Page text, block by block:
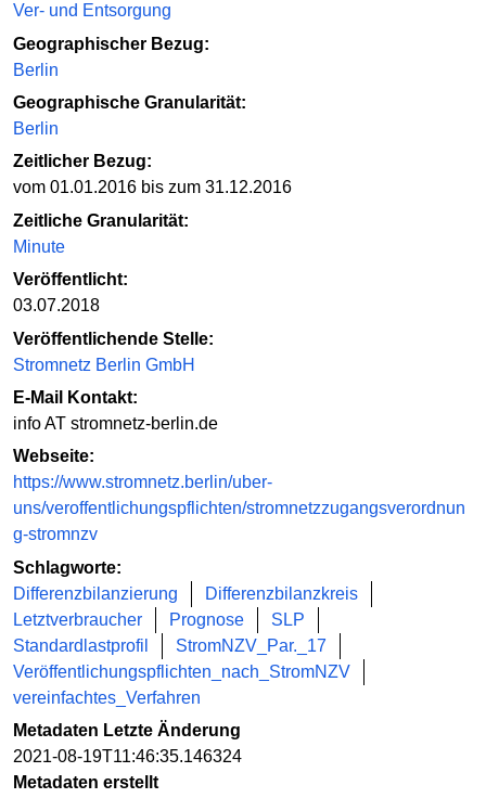
Ver- und Entsorgung
Geographischer Bezug:
Berlin
Geographische Granularität:
Berlin
Zeitlicher Bezug:
vom 01.01.2016 bis zum 31.12.2016
Zeitliche Granularität:
Minute
Veröffentlicht:
03.07.2018
Veröffentlichende Stelle:
Stromnetz Berlin GmbH
E-Mail Kontakt:
info AT stromnetz-berlin.de
Webseite:
https://www.stromnetz.berlin/uber-
uns/veroffentlichungspflichten/stromnetzzugangsverordnun
g-stromnzv
Schlagworte:
Differenzbilanzierung
Differenzbilanzkreis
Letztverbraucher
Prognose
SLP
Standardlastprofil
StromNZV_Par._17
Veröffentlichungspflichten_nach_StromNZV
vereinfachtes_Verfahren
Metadaten Letzte Änderung
2021-08-19T11:46:35.146324
Metadaten erstellt